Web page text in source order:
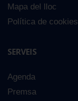
Mapa del lloc
Política de cookies
SERVEIS
Agenda
Premsa